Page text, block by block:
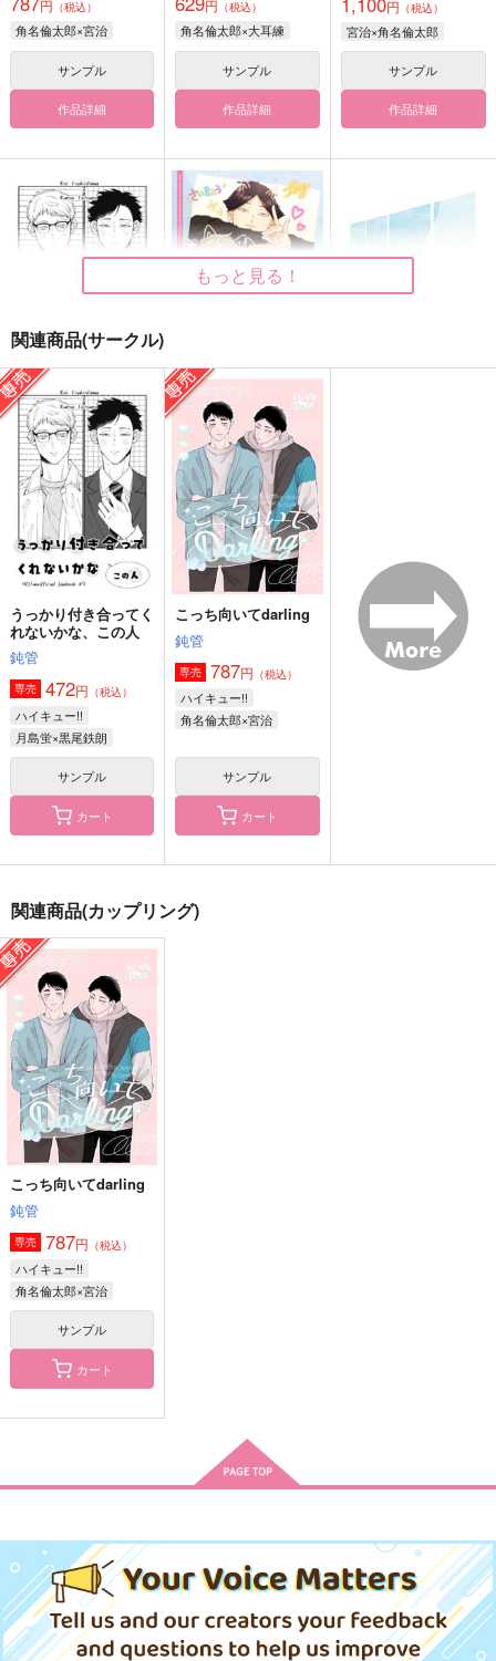
円 （税込）
角名倫太郎×宮治
サンプル
作品詳細
円 （税込）
角名倫太郎×大耳練
サンプル
作品詳細
円 （税込）
宮治×角名倫太郎
サンプル
作品詳細
うっかり付き合ってく
れないかな、この人
鈍管
472円（税込）
月島蛍×黒尾鉄朗
サンプル
作品詳細
Bro.
garm
990円 （税込）
角名倫太郎
サンプル
作品詳細
うめぼしろまんす
880円（税込）
角名倫太郎×女夢主
サンプル
作品詳細
天気≒気分
これから先も、ずっと
はにぃめろん
787円（税込）
作品詳細
（税込）
角名倫太郎×女夢主
作品詳細 作品詳細
もっと見る！
関連商品(サークル)
うっかり付き合ってく
れないかな、この人
鈍管
専売 472円 （税込）
ハイキュー!!
月島蛍×黒尾鉄朗
サンプル
カート
こっち向いてdarling
鈍管
専売 787円 （税込）
ハイキュー!!
角名倫太郎×宮治
サンプル
カート
関連商品(カップリング)
こっち向いてdarling
鈍管
専売 787円 （税込）
ハイキュー!!
角名倫太郎×宮治
サンプル
カート